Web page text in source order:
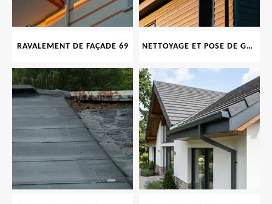
RAVALEMENT DE FAÇADE 69 NETTOYAGE ET POSE DE GOUTTIÈRE 69